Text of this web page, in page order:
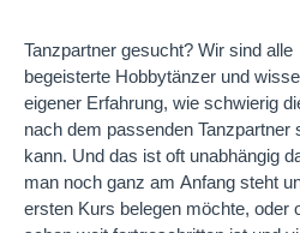
Tanzpartner gesucht? Wir sind alle
begeisterte Hobbytänzer und
eigener Erfahrung, wie schwierig
nach dem passenden Tanzpartner
kann. Und das ist oft unabhängig
man noch ganz am Anfang steht
ersten Kurs belegen möchte, oder